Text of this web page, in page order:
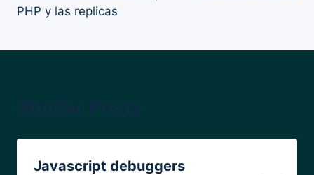
PHP y las replicas
Javascript debuggers